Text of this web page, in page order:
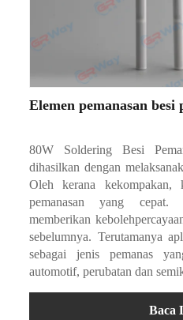
Elemen pemanasan besi
80W Soldering Besi
dihasilkan dengan
Oleh kerana kekompakan,
pemanasan yang cepat.
memberikan
sebelumnya. Terutamanya
sebagai jenis pemanas
automotif, perubatan dan
Baca